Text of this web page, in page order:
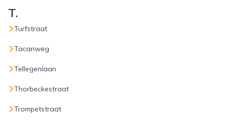
T.
Turfstraat
Tacanweg
Tellegenlaan
Thorbeckestraat
Trompetstraat